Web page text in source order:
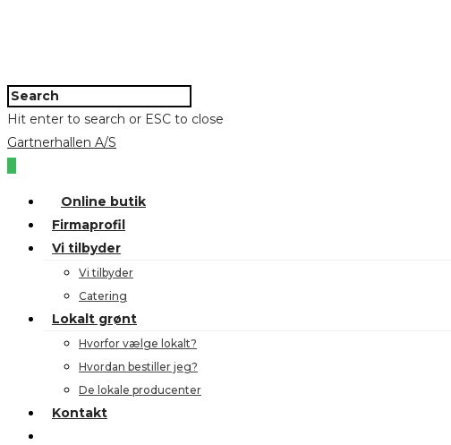
Hit enter to search or ESC to close
Gartnerhallen A/S
Online butik
Firmaprofil
Vi tilbyder
Vi tilbyder
Catering
Lokalt grønt
Hvorfor vælge lokalt?
Hvordan bestiller jeg?
De lokale producenter
Kontakt